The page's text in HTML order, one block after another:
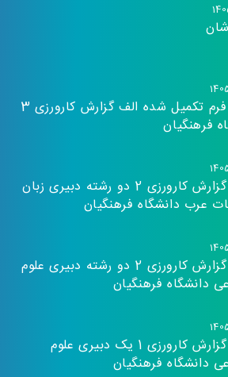
نمونه فرم تکمیل شده الف گزارش کارورزی 3
فرهنگیان
نمونه گزارش کارورزی 2 دو رشته دبیری زبان
عرب دانشگاه فرهنگیان
نمونه گزارش کارورزی 2 دو رشته دبیری علوم
دانشگاه فرهنگیان
نمونه گزارش کارورزی 1 یک دبیری علوم
دانشگاه فرهنگیان